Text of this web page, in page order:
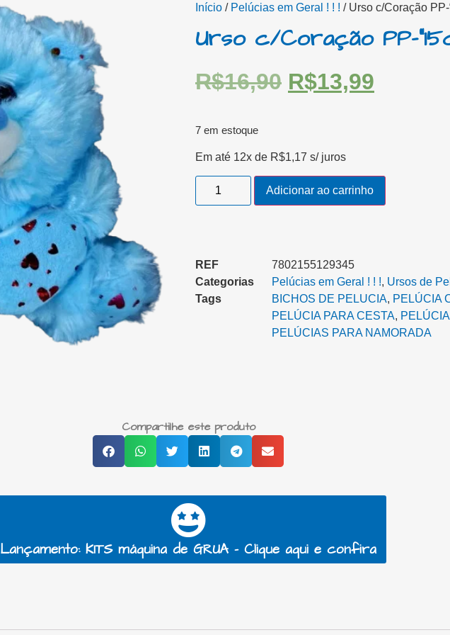
Início / Pelúcias em Geral ! ! ! / Urso c/Coração PP-
Urso c/Coração PP-
R$16,90 R$13,99
7 em estoque
Em até 12x de R$1,17 s/ juros
Adicionar ao carrinho
REF
7802155129345
Categorias
Pelúcias em Geral ! ! !, Ursos de
Tags
BICHOS DE PELUCIA, PELÚCIA
PELÚCIA PARA CESTA‎,
PELÚCIAS PARA NAMORADA
Compartilhe este produto
Lançamento: KITS máquina de GRUA - Clique aqui e confira